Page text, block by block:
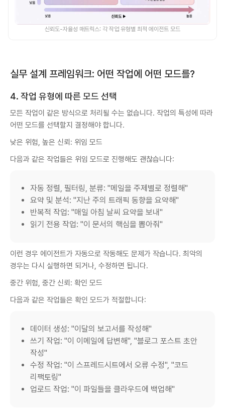
신뢰도-자율성 매트릭스: 각 작업 유형별 최적 에이전트 모드
실무 설계 프레임워크: 어떤 작업에 어떤 모드를?
4. 작업 유형에 따른 모드 선택
모든 작업이 같은 방식으로 처리될 수는 없습니다. 작업의 특성에 따라
어떤 모드를 선택할지 결정해야 합니다.
낮은 위험, 높은 신뢰: 위임 모드
다음과 같은 작업들은 위임 모드로 진행해도 괜찮습니다:
자동 정렬, 필터링, 분류: "메일을 주제별로 정렬해"
요약 및 분석: "지난 주의 트래픽 동향을 요약해"
반복적 작업: "매일 아침 날씨 요약을 보내"
읽기 전용 작업: "이 문서의 핵심을 뽑아줘"
이런 경우 에이전트가 자동으로 작동해도 문제가 작습니다. 최악의
경우는 다시 실행하면 되거나, 수정하면 됩니다.
중간 위험, 중간 신뢰: 확인 모드
다음과 같은 작업들은 확인 모드가 적절합니다:
데이터 생성: "이달의 보고서를 작성해"
쓰기 작업: "이 이메일에 답변해", "블로그 포스트 초안
작성"
수정 작업: "이 스프레드시트에서 오류 수정", "코드
리팩토링"
업로드 작업: "이 파일들을 클라우드에 백업해"